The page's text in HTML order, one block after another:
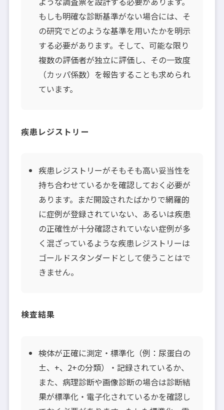
もしも明確な診断基準がない場合には、そ
の研究でどのような基準を用いたかを明示
する必要があります。そして、可能な限り
複数の評価者が独立に評価し、その一致度
（カッパ係数）を報告することも求められ
ています。
疾患レジストリー
疾患レジストリーがそもそも高い妥当性を
持ち合わせているかを確認しておく必要が
あります。まだ開設されたばかりで網羅的
に症例が登録されていない、あるいは疾患
の正確性が十分確認されていない症例が多
く混ざっているような疾患レジストリーは
ゴールドスタンダードとして使うことはで
きません。
検査結果
検体が正確に測定・標準化（例：尿蛋白の
±、+、2+の分類）・記録されているか、
また、病理診断や画像診断の場合は診断結
果が標準化・電子化されているかを確認し